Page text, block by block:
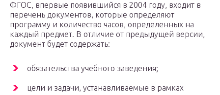
ФГОС, впервые появившийся в 2004 году, входит в
перечень документов, которые определяют
программу и количество часов, определенных на
каждый предмет. В отличие от предыдущей версии,
документ будет содержать:
обязательства учебного заведения;
цели и задачи, устанавливаемые в рамках